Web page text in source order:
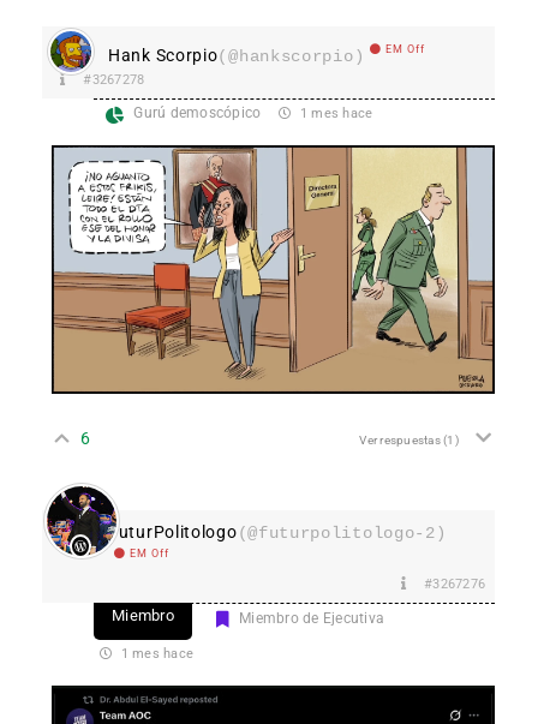
Hank Scorpio(@hankscorpio) EM Off
#3267278
Gurú demoscópico 1 mes hace
6 Ver respuestas(1)
FuturPolitologo(@futurpolitologo-2)
EM Off
#3267276
Miembro Miembro de Ejecutiva
1 mes hace